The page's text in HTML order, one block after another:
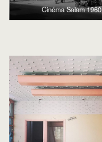
Cinéma Salam 1960